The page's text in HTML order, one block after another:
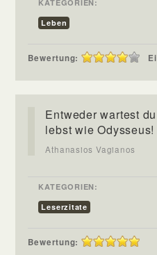
KATEGORIEN:
Leben
Bewertung:
Entweder wartest
lebst wie Odysseus!
Athanasios Vagianos
KATEGORIEN:
Leserzitate
Bewertung: